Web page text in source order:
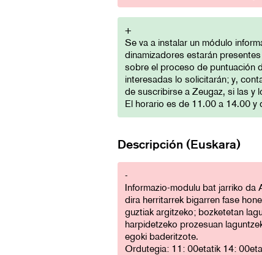
+
Se va a instalar un módulo
dinamizadores estarán
sobre el proceso de puntuación
interesadas lo solicitarán; y,
de suscribirse a Zeugaz, si las y
El horario es de 11.00 a 14.00
Descripción (Euskara)
-
Informazio-modulu bat jarriko da
dira herritarrek bigarren fase
guztiak argitzeko; bozketetan
harpidetzeko prozesuan
egoki baderitzote.
Ordutegia: 11: 00etatik 14: